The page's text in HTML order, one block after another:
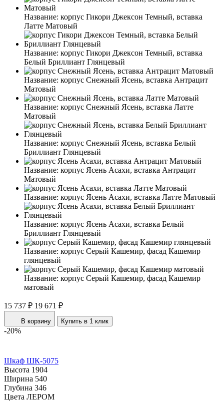
Название: корпус Гикори Джексон Темный, вставка
Латте Матовый
Название: корпус Гикори Джексон Темный, вставка
Белый Бриллиант Глянцевый
Название: корпус Снежный Ясень, вставка Антрацит
Матовый
Название: корпус Снежный Ясень, вставка Латте
Матовый
Название: корпус Снежный Ясень, вставка Белый
Бриллиант Глянцевый
Название: корпус Ясень Асахи, вставка Антрацит
Матовый
Название: корпус Ясень Асахи, вставка Латте Матовый
Название: корпус Ясень Асахи, вставка Белый
Бриллиант Глянцевый
Название: корпус Серый Кашемир, фасад Кашемир
глянцевый
Название: корпус Серый Кашемир, фасад Кашемир
матовый
15 737 ₽ 19 671 ₽
В корзину Купить в 1 клик
-20%
Шкаф ШК-5075
Высота 1904
Ширина 540
Глубина 346
Цвета ЛЕРОМ